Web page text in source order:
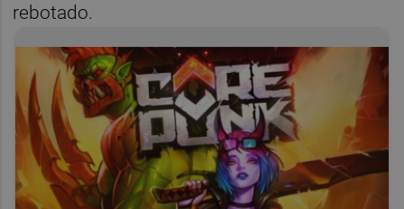
rebotado.